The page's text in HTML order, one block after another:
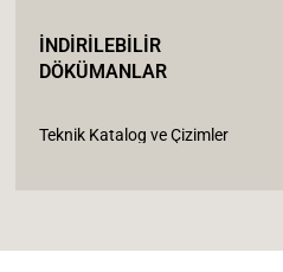
İNDİRİLEBİLİR
DÖKÜMANLAR
Teknik Katalog ve Çizimler